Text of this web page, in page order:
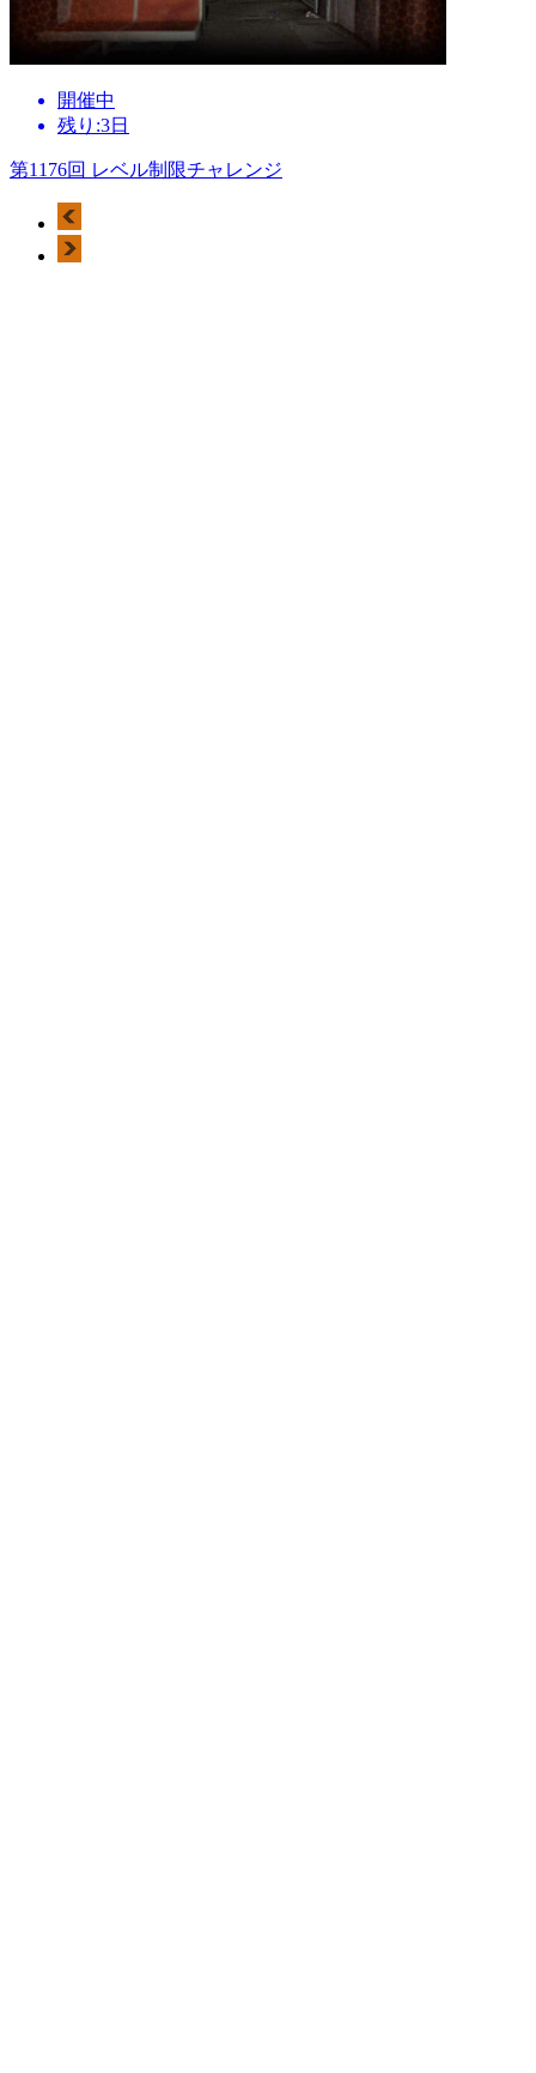
開催中
残り:3日
第1176回 レベル制限チャレンジ